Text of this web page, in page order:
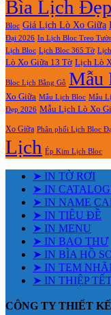
Bìa Lịch Đẹp
Bloc Giá Lịch Lò Xo Giữa
Đại 2026 In Lịch Bloc Treo
Lịch Bloc Lịch Bloc 365 Tờ
Lò Xo Giữa 13 Tờ Lịch Lò
Bloc Lịch Bằng Gỗ Mẫu
Xo Giữa Mẫu Lịch Bloc Mẫu
Đẹp 2026 Mẫu Lịch Lò Xo
Xo Giữa Phân phối Lịch Bloc
Lịch Ép Kim Lịch Bloc
➤ IN TỜ RƠI
➤ IN
➤ IN NAME
➤ IN TIÊU ĐỀ
➤ IN MENU
➤ IN BAO THƯ
➤ IN BÌA HỒ
➤ IN TEM
➤ IN THIỆP
CÔNG TY THIẾT